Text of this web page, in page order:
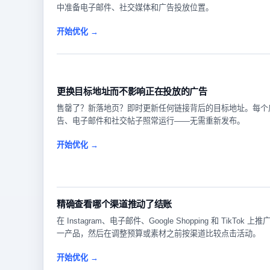
中准备电子邮件、社交媒体和广告投放位置。
开始优化 →
更换目标地址而不影响正在投放的广告
售罄了？新落地页？即时更新任何链接背后的目标地址。每个
告、电子邮件和社交帖子照常运行——无需重新发布。
开始优化 →
精确查看哪个渠道推动了结账
在 Instagram、电子邮件、Google Shopping 和 TikTok 上推
一产品，然后在调整预算或素材之前按渠道比较点击活动。
开始优化 →